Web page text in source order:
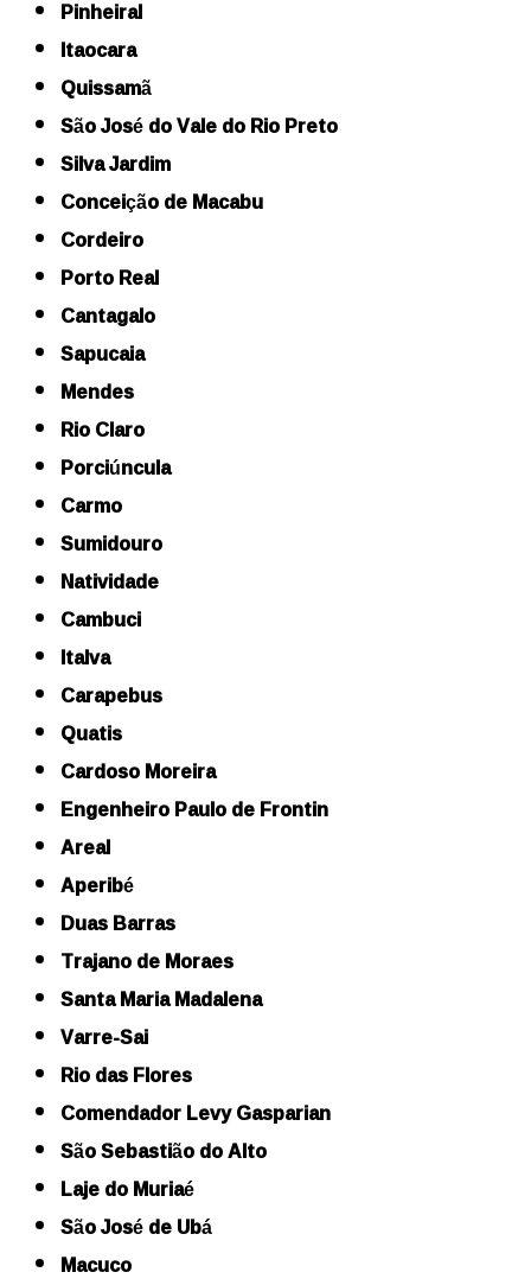
Pinheiral
Itaocara
Quissamã
São José do Vale do Rio Preto
Silva Jardim
Conceição de Macabu
Cordeiro
Porto Real
Cantagalo
Sapucaia
Mendes
Rio Claro
Porciúncula
Carmo
Sumidouro
Natividade
Cambuci
Italva
Carapebus
Quatis
Cardoso Moreira
Engenheiro Paulo de Frontin
Areal
Aperibé
Duas Barras
Trajano de Moraes
Santa Maria Madalena
Varre-Sai
Rio das Flores
Comendador Levy Gasparian
São Sebastião do Alto
Laje do Muriaé
São José de Ubá
Macuco